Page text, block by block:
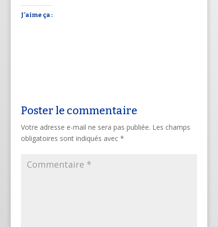
J’aime ça :
Poster le commentaire
Votre adresse e-mail ne sera pas publiée. Les champs
obligatoires sont indiqués avec *